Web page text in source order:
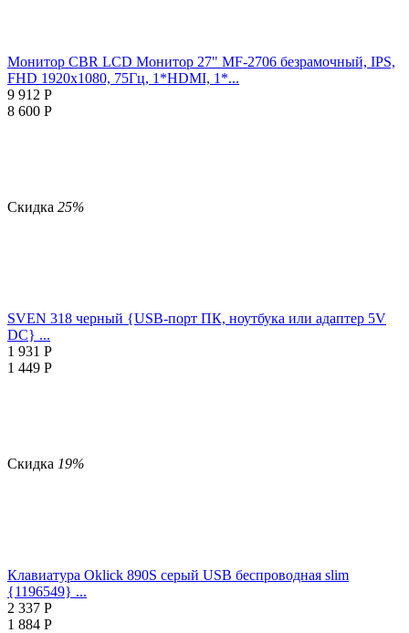
Монитор CBR LCD Монитор 27" MF-2706 безрамочный, IPS,
FHD 1920x1080, 75Гц, 1*HDMI, 1*...
9 912 Р
8 600 Р
Скидка 25%
SVEN 318 черный {USB-порт ПК, ноутбука или адаптер 5V
DC} ...
1 931 Р
1 449 Р
Скидка 19%
Клавиатура Oklick 890S серый USB беспроводная slim
{1196549} ...
2 337 Р
1 884 Р